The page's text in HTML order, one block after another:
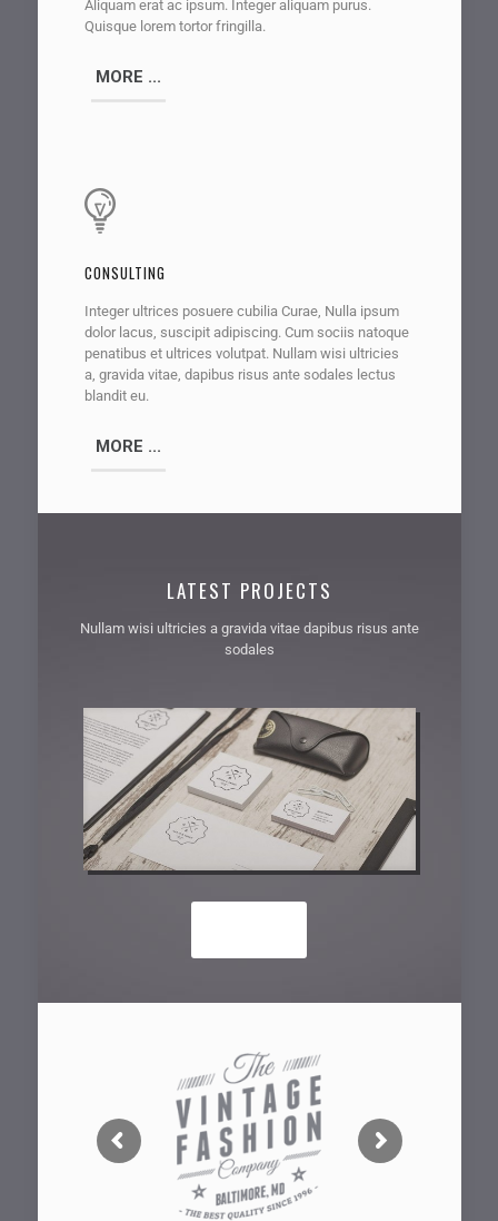
Aliquam erat ac ipsum. Integer aliquam purus.
Quisque lorem tortor fringilla.
MORE ...
CONSULTING
Integer ultrices posuere cubilia Curae, Nulla ipsum
dolor lacus, suscipit adipiscing. Cum sociis natoque
penatibus et ultrices volutpat. Nullam wisi ultricies
a, gravida vitae, dapibus risus ante sodales lectus
blandit eu.
MORE ...
LATEST PROJECTS
Nullam wisi ultricies a gravida vitae dapibus risus ante
sodales